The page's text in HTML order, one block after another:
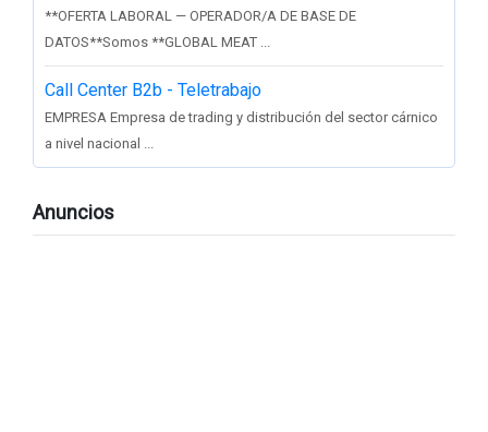
**OFERTA LABORAL — OPERADOR/A DE BASE DE
DATOS**Somos **GLOBAL MEAT ...
Call Center B2b - Teletrabajo
EMPRESA Empresa de trading y distribución del sector cárnico
a nivel nacional ...
Anuncios